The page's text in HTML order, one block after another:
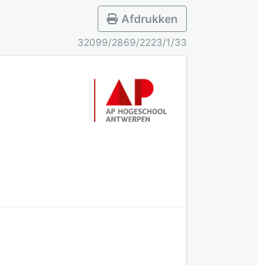
Afdrukken
32099/2869/2223/1/33